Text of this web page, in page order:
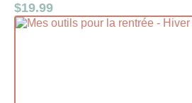
$19.99